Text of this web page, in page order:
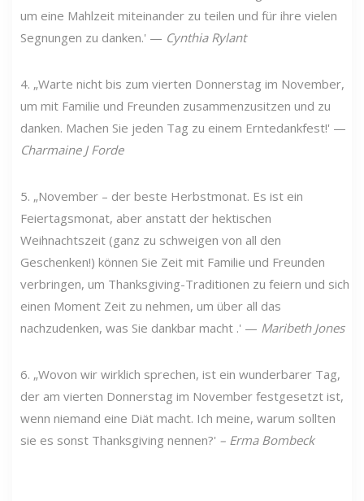
um eine Mahlzeit miteinander zu teilen und für ihre vielen
Segnungen zu danken.' — Cynthia Rylant
4. „Warte nicht bis zum vierten Donnerstag im November,
um mit Familie und Freunden zusammenzusitzen und zu
danken. Machen Sie jeden Tag zu einem Erntedankfest!' —
Charmaine J Forde
5. „November – der beste Herbstmonat. Es ist ein
Feiertagsmonat, aber anstatt der hektischen
Weihnachtszeit (ganz zu schweigen von all den
Geschenken!) können Sie Zeit mit Familie und Freunden
verbringen, um Thanksgiving-Traditionen zu feiern und sich
einen Moment Zeit zu nehmen, um über all das
nachzudenken, was Sie dankbar macht .' — Maribeth Jones
6. „Wovon wir wirklich sprechen, ist ein wunderbarer Tag,
der am vierten Donnerstag im November festgesetzt ist,
wenn niemand eine Diät macht. Ich meine, warum sollten
sie es sonst Thanksgiving nennen?' – Erma Bombeck